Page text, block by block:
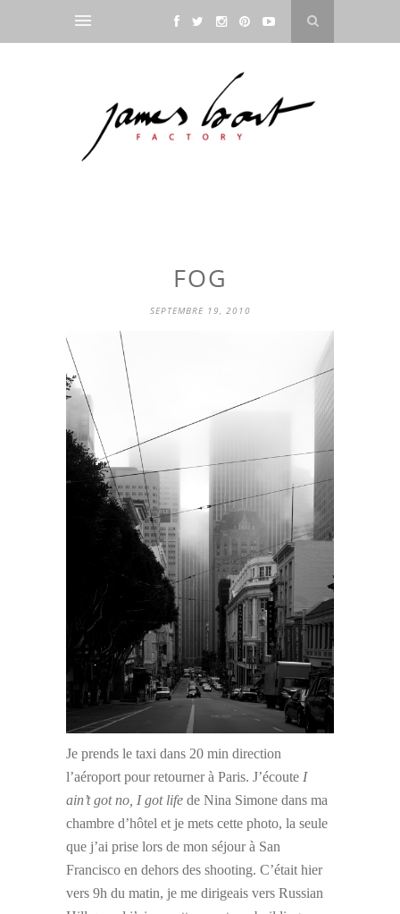
FOG
SEPTEMBRE 19, 2010
Je prends le taxi dans 20 min direction
l’aéroport pour retourner à Paris. J’écoute I
ain’t got no, I got life de Nina Simone dans ma
chambre d’hôtel et je mets cette photo, la seule
que j’ai prise lors de mon séjour à San
Francisco en dehors des shooting. C’était hier
vers 9h du matin, je me dirigeais vers Russian